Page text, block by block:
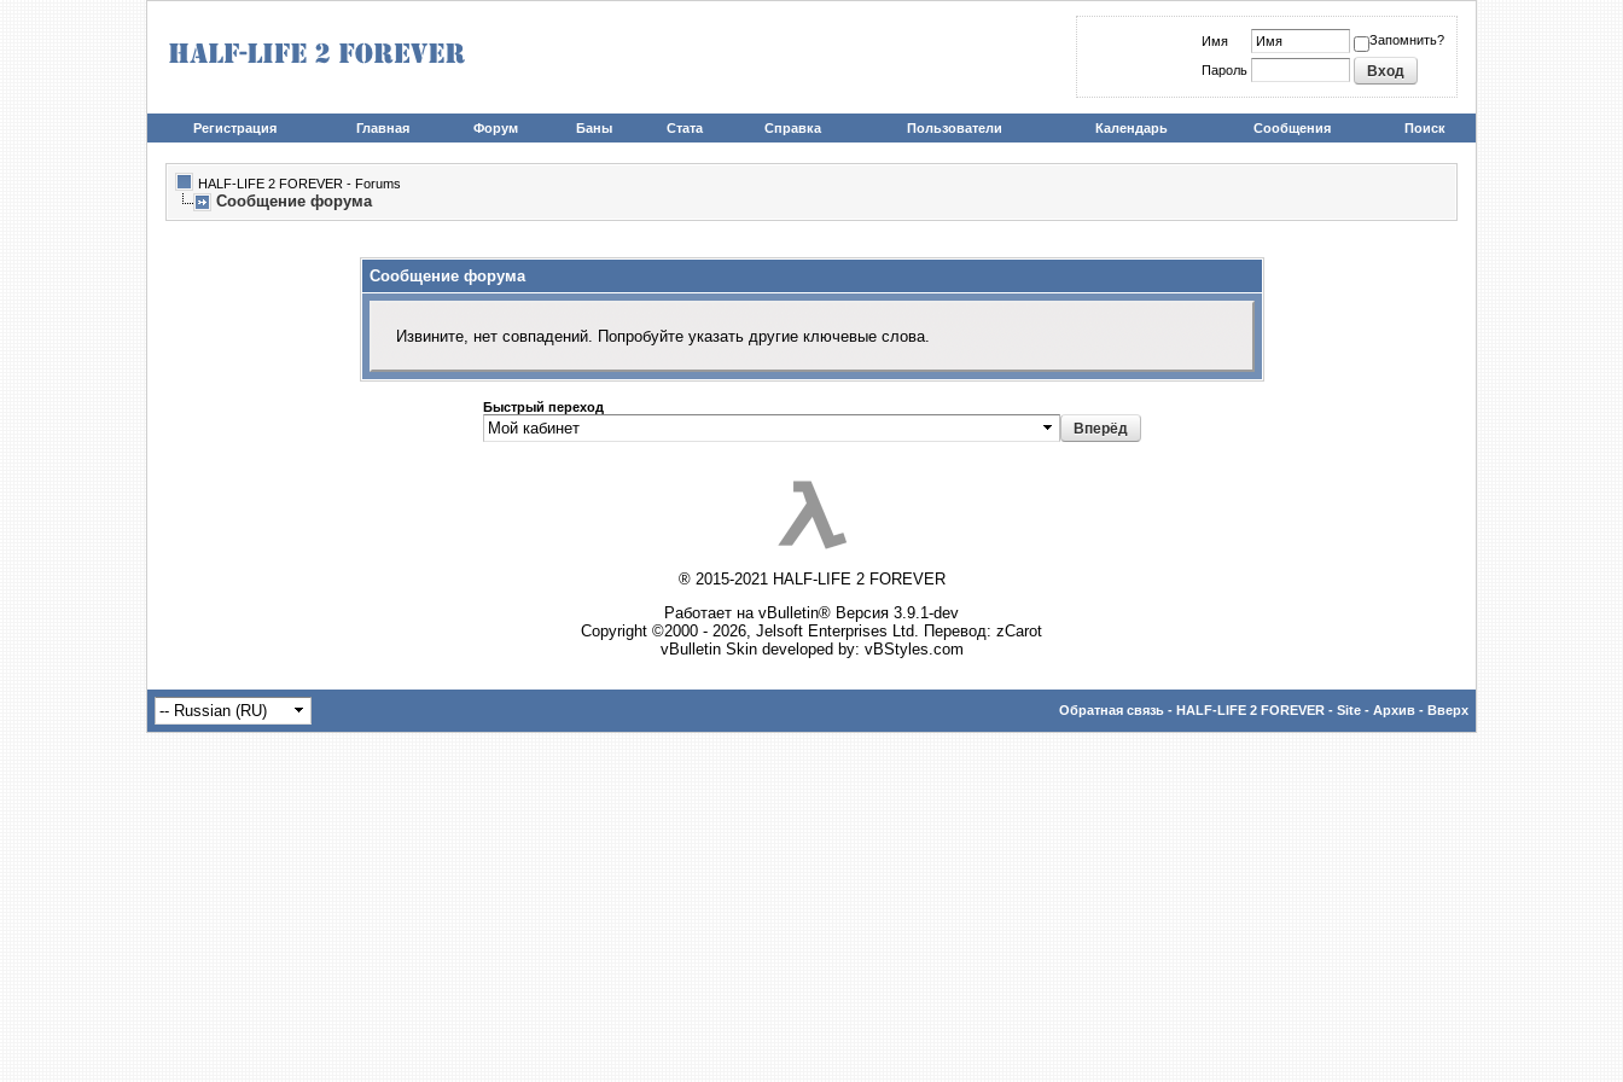
Имя Запомнить?
Пароль
Регистрация Главная Форум Баны Стата Справка Пользователи Календарь Сообщения Поиск
HALF-LIFE 2 FOREVER - Forums
Сообщение форума
Сообщение форума
Извините, нет совпадений. Попробуйте указать другие ключевые слова.
Быстрый переход
® 2015-2021 HALF-LIFE 2 FOREVER
Работает на vBulletin® Версия 3.9.1-dev
Copyright ©2000 - 2026, Jelsoft Enterprises Ltd. Перевод: zCarot
vBulletin Skin developed by: vBStyles.com
Обратная связь - HALF-LIFE 2 FOREVER - Site - Архив - Вверх